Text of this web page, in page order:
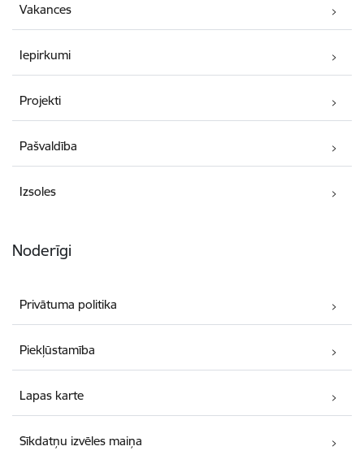
Vakances
Iepirkumi
Projekti
Pašvaldība
Izsoles
Noderīgi
Privātuma politika
Piekļūstamība
Lapas karte
Sīkdatņu izvēles maiņa